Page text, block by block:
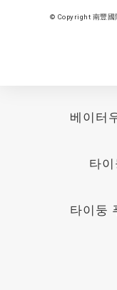
© Copyright 南豐
베이터
타
타이둥